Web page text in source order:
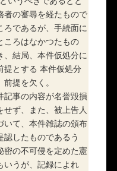
者の審尋を経たもので
であるが、手続面に
ころはなかつたもの
、結局、本件仮処分に
提とする 本件仮処分
提を欠く。
事の内容が名誉毀損
ず、また、被上告人
いて、本件雑誌の頒布
したものであるう
密の不可侵を定めた憲
いうが、記録によれ